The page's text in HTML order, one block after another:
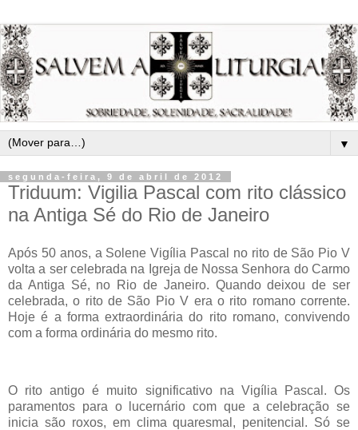
▼
segunda-feira, 9 de abril de 2012
Triduum: Vigilia Pascal com rito clássico
na Antiga Sé do Rio de Janeiro
Após 50 anos, a Solene Vigília Pascal no rito de São Pio V
volta a ser celebrada na Igreja de Nossa Senhora do Carmo
da Antiga Sé, no Rio de Janeiro. Quando deixou de ser
celebrada, o rito de São Pio V era o rito romano corrente.
Hoje é a forma extraordinária do rito romano, convivendo
com a forma ordinária do mesmo rito.
O rito antigo é muito significativo na Vigília Pascal. Os
paramentos para o lucernário com que a celebração se
inicia são roxos, em clima quaresmal, penitencial. Só se